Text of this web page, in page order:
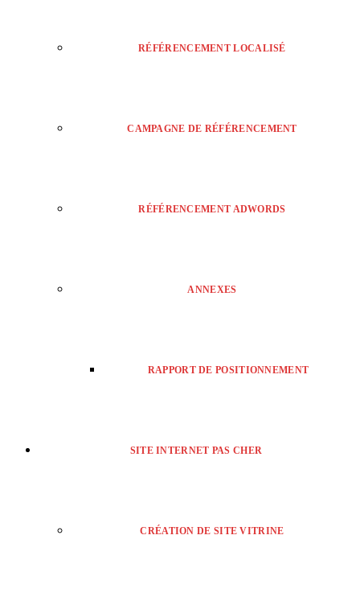
RÉFÉRENCEMENT LOCALISÉ
CAMPAGNE DE RÉFÉRENCEMENT
RÉFÉRENCEMENT ADWORDS
ANNEXES
RAPPORT DE POSITIONNEMENT
SITE INTERNET PAS CHER
CRÉATION DE SITE VITRINE